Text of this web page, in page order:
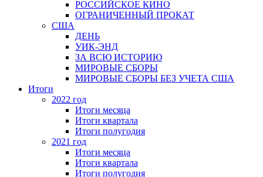
РОССИЙСКОЕ КИНО
ОГРАНИЧЕННЫЙ ПРОКАТ
США
ДЕНЬ
УИК-ЭНД
ЗА ВСЮ ИСТОРИЮ
МИРОВЫЕ СБОРЫ
МИРОВЫЕ СБОРЫ БЕЗ УЧЕТА США
Итоги
2022 год
Итоги месяца
Итоги квартала
Итоги полугодия
2021 год
Итоги месяца
Итоги квартала
Итоги полугодия